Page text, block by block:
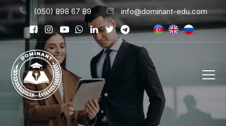
(050) 898 67 89 info@dominant-edu.com